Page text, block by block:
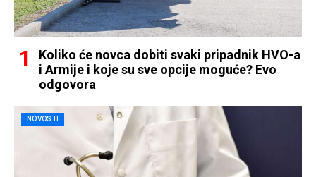
Koliko će novca dobiti svaki pripadnik HVO-a
i Armije i koje su sve opcije moguće? Evo
odgovora
NOVOSTI